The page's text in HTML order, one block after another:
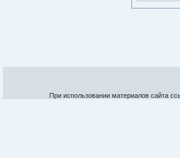
При использовании материалов сайта